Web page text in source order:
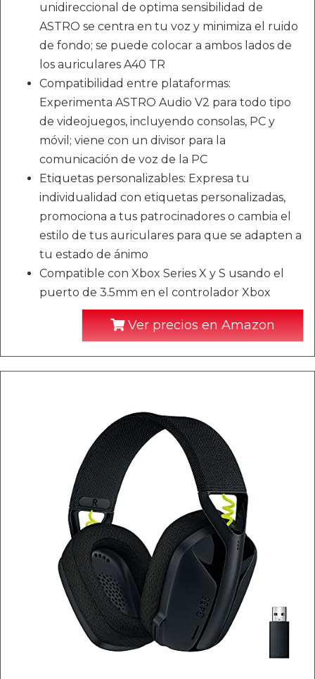
unidireccional de optima sensibilidad de
ASTRO se centra en tu voz y minimiza el ruido
de fondo; se puede colocar a ambos lados de
los auriculares A40 TR
Compatibilidad entre plataformas:
Experimenta ASTRO Audio V2 para todo tipo
de videojuegos, incluyendo consolas, PC y
móvil; viene con un divisor para la
comunicación de voz de la PC
Etiquetas personalizables: Expresa tu
individualidad con etiquetas personalizadas,
promociona a tus patrocinadores o cambia el
estilo de tus auriculares para que se adapten a
tu estado de ánimo
Compatible con Xbox Series X y S usando el
puerto de 3.5mm en el controlador Xbox
Ver precios en Amazon